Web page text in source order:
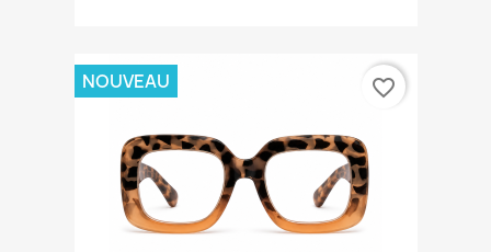
NOUVEAU favorite_border